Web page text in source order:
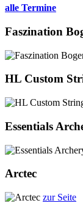
alle Termine
Faszination
HL Custom
Essentials
Arctec
zur Seite